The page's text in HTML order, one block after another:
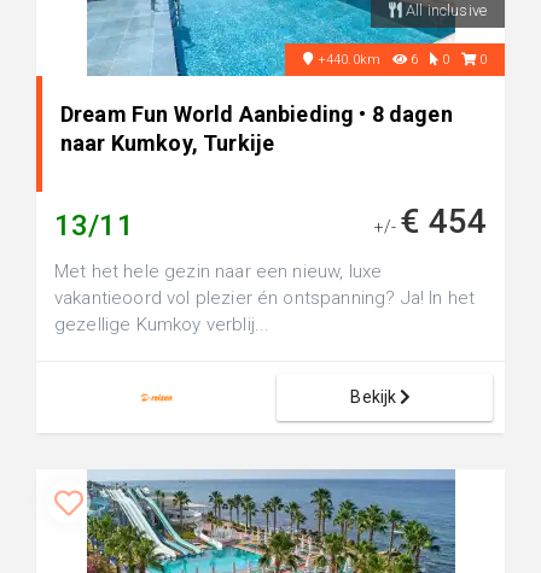
All inclusive
+440.0km 6 0 0
Dream Fun World Aanbieding • 8 dagen
naar Kumkoy, Turkije
13/11 +/- € 454
Met het hele gezin naar een nieuw, luxe
vakantieoord vol plezier én ontspanning? Ja! In het
gezellige Kumkoy verblij...
Bekijk